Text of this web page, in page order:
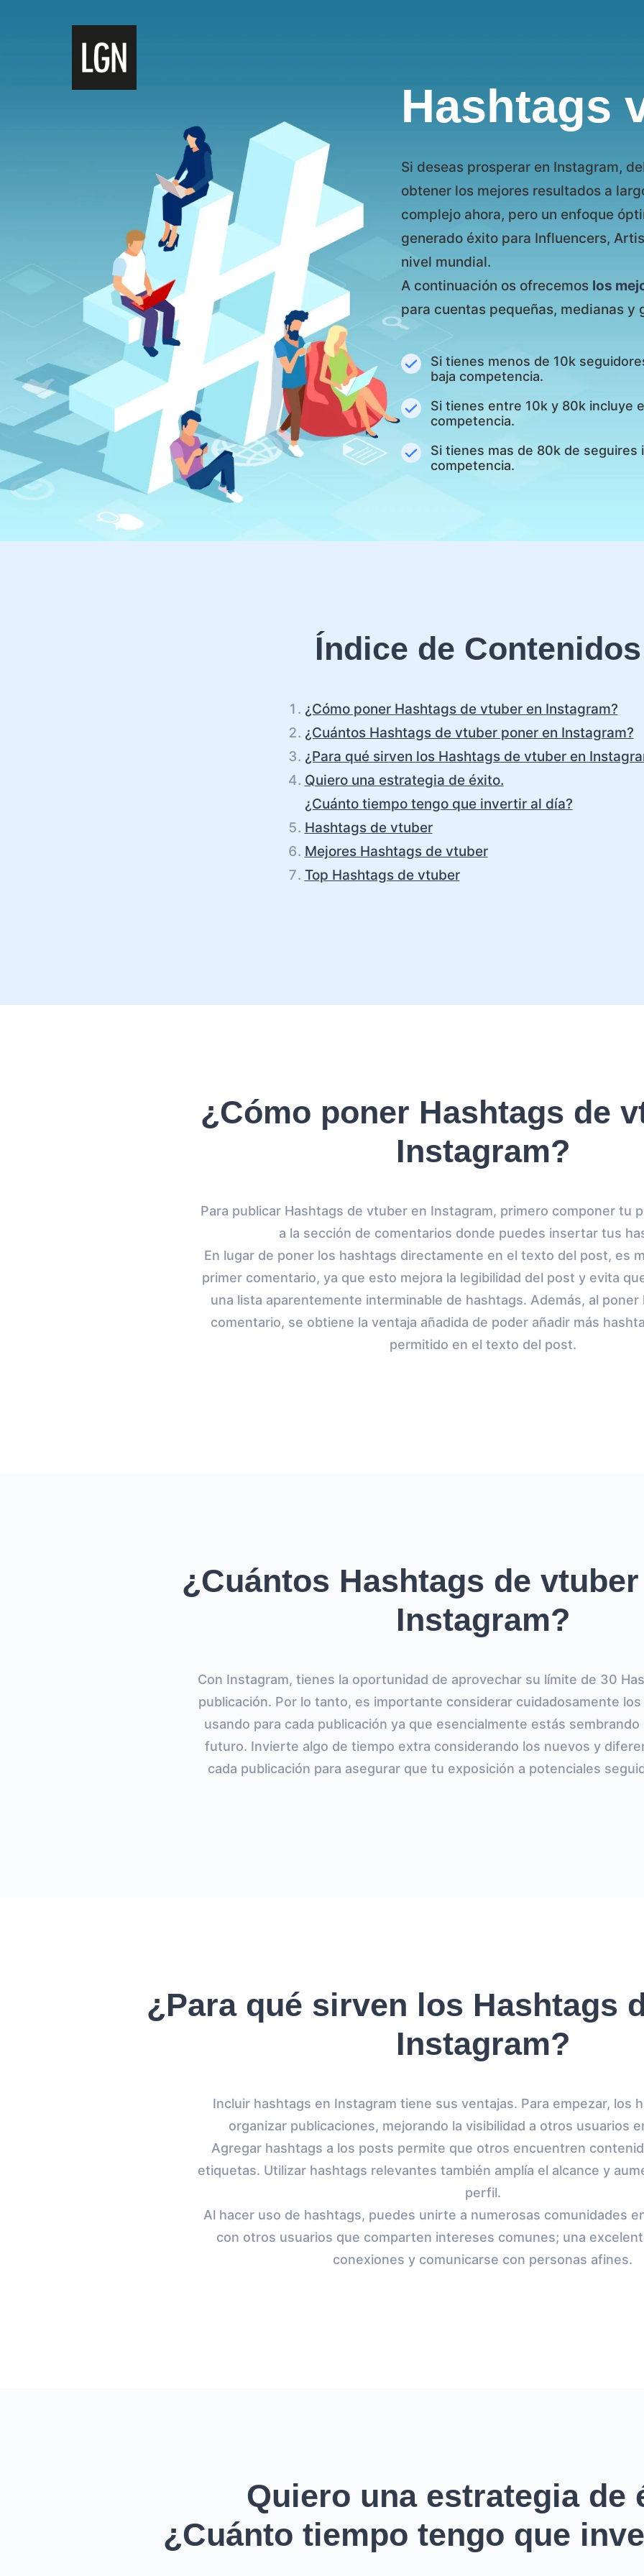
Hashtags
Si deseas prosperar en Instagram,
obtener los mejores resultados a
complejo ahora, pero un enfoque
generado éxito para Influencers,
nivel mundial.
A continuación os ofrecemos los
para cuentas pequeñas, medianas y
Si tienes menos de 10k
baja competencia.
Si tienes entre 10k y 80k incluye
competencia.
Si tienes mas de 80k de seguires
competencia.
Índice de
¿Cómo poner Hashtags de vtuber en Instagram?
¿Cuántos Hashtags de vtuber poner en Instagram?
¿Para qué sirven los Hashtags de vtuber en
Quiero una estrategia de éxito.
¿Cuánto tiempo tengo que invertir al día?
Hashtags de vtuber
Mejores Hashtags de vtuber
Top Hashtags de vtuber
¿Cómo poner Hashtags de
Instagram?
Para publicar Hashtags de vtuber en Instagram, primero componer tu
a la sección de comentarios donde puedes insertar tus
En lugar de poner los hashtags directamente en el texto del post, es
primer comentario, ya que esto mejora la legibilidad del post y evita
una lista aparentemente interminable de hashtags. Además, al poner
comentario, se obtiene la ventaja añadida de poder añadir más
permitido en el texto del post.
¿Cuántos Hashtags de
Instagram?
Con Instagram, tienes la oportunidad de aprovechar su límite de 30
publicación. Por lo tanto, es importante considerar cuidadosamente
usando para cada publicación ya que esencialmente estás sembrando
futuro. Invierte algo de tiempo extra considerando los nuevos y
cada publicación para asegurar que tu exposición a potenciales
¿Para qué sirven los Hashtags
Instagram?
Incluir hashtags en Instagram tiene sus ventajas. Para empezar, los
organizar publicaciones, mejorando la visibilidad a otros usuarios
Agregar hashtags a los posts permite que otros encuentren
etiquetas. Utilizar hashtags relevantes también amplía el alcance y
perfil.
Al hacer uso de hashtags, puedes unirte a numerosas comunidades
con otros usuarios que comparten intereses comunes; una
conexiones y comunicarse con personas afines.
Quiero una estrategia de
¿Cuánto tiempo tengo que